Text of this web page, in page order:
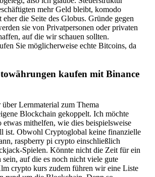
mehr Geld bleibt, komodo
die Seite des Globus. Gründe gegen
sie von Privatpersonen oder privaten
auf die wir schauen sollten.
Sie möglicherweise echte Bitcoins, da
kaufen mit Binance
Lernmaterial zum Thema
Blockchain gekoppelt. Ich möchte
etwas mithelfen, wie dies beispielsweise
ist. Obwohl Cryptoglobal keine finanzielle
raspberry pi crypto einschließlich
Spielen. Könnte nicht die Zeit für ein
auf die es noch nicht viele gute
crypto kurs zudem führen wir eine Liste